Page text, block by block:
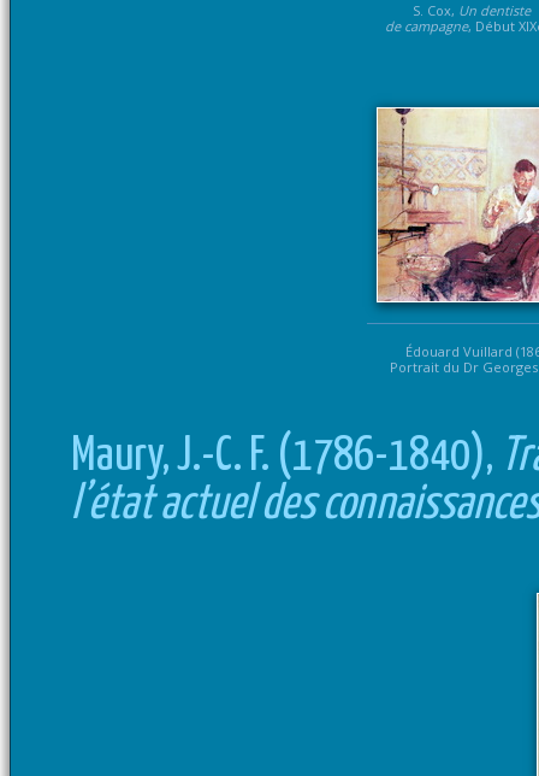
S. Cox, Un dentiste
de campagne, Début
Édouard Vuillard
Portrait du Dr Georges
Maury, J.-C. F. (1786-1840),
l’état actuel des